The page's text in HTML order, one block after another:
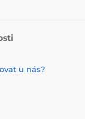
u nás?